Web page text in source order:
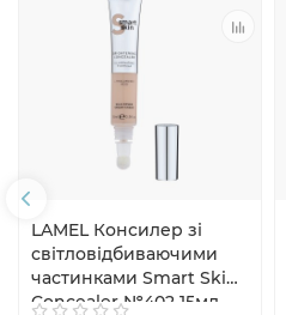
LAMEL Консилер зі
світловідбиваючими
частинками Smart Skin
Concealer №402 15мл